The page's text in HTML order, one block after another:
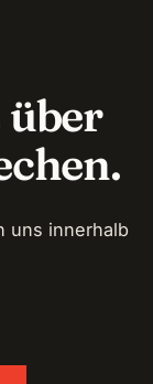
über
uns innerhalb